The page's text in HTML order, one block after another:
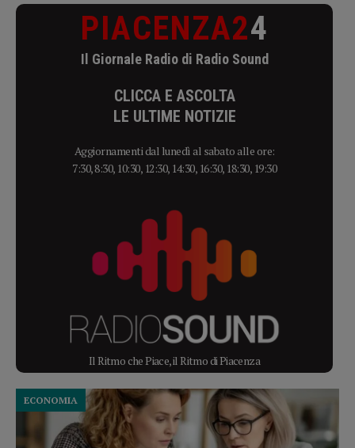
PIACENZA24
Il Giornale Radio di Radio Sound
CLICCA E ASCOLTA
LE ULTIME NOTIZIE
Aggiornamenti dal lunedì al sabato alle ore:
7:30, 8:30, 10:30, 12:30, 14:30, 16:30, 18:30, 19:30
Il Ritmo che Piace, il Ritmo di Piacenza
ECONOMIA